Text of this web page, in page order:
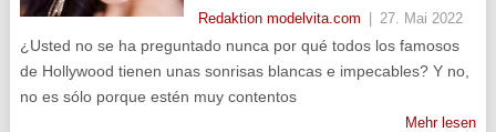
Redaktion modelvita.com 27. Mai 2022
¿Usted no se ha preguntado nunca por qué todos los famosos
de Hollywood tienen unas sonrisas blancas e impecables? Y no,
no es sólo porque estén muy contentos
Mehr lesen